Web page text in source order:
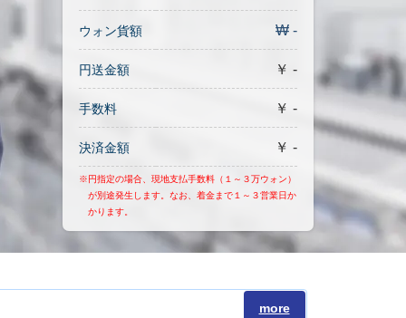
ウォン貨額 ₩ -
円送金額 ￥ -
手数料 ￥ -
決済金額 ￥ -
※円指定の場合、現地支払手数料（１～３万ウォン）
が別途発生します。なお、着金まで１～３営業日か
かります。
more